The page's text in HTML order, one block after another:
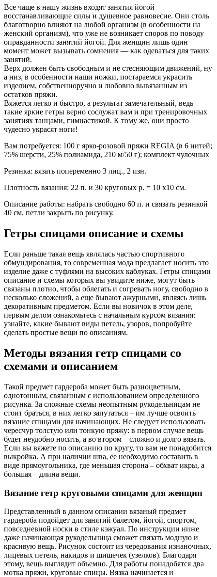
Все чаще в нашу жизнь входят занятия йогой —
восстанавливающие силы и душевное равновесие. Они столь
благотворно влияют на любой организм (в особенности на
женский организм), что уже не возникает споров по поводу
оправданности занятий йогой. Для женщин лишь один
момент может вызывать сомнения — как одеваться для таких
занятий.
Верх должен быть свободным и не стесняющим движений, ну
а низ, в особенности наши ножки, постараемся украсить
изделием, собственноручно и любовно вывязанным из
остатков пряжи.
Вяжется легко и быстро, а результат замечательный, ведь
такие яркие гетры верно сослужат вам и при тренировочных
занятиях танцами, гимнастикой. К тому же, они просто
чудесно украсят ноги!
Вам потребуется: 100 г ярко-розовой пряжи REGIA (в 6 нитей;
75% шерсти, 25% полиамида, 210 м/50 г); комплект чулочных
Резинка: вязать попеременно 3 лиц., 2 изн.
Плотность вязания: 22 п. и 30 круговых р. = 10 x10 см.
Описание работы: набрать свободно 60 п. и связать резинкой
40 см, петли закрыть по рисунку.
Гетры спицами описание и схемы
Если раньше такая вещь являлась частью спортивного
обмундирования, то современная мода предлагает носить это
изделие даже с туфлями на высоких каблуках. Гетры спицами
описание и схемы которых вы увидите ниже, могут быть
связаны плотно, чтобы облегать и согревать ногу, свободно в
несколько сложений, а еще бывают ажурными, являясь лишь
декоративным предметом. Если вы новичок в этом деле,
первым делом ознакомьтесь с начальным курсом вязания:
узнайте, какие бывают виды петель, узоров, попробуйте
сделать простые вещи по описаниям.
Методы вязания гетр спицами со
схемами и описанием
Такой предмет гардероба может быть разноцветным,
однотонным, связанным с использованием определенного
рисунка. За сложные схемы неопытным рукодельницам не
стоит браться, в них легко запутаться – им лучше освоить
вязание спицами для начинающих. Не следует использовать
чересчур толстую или тонкую пряжу: в первом случае вещь
будет неудобно носить, а во втором – сложно и долго вязать.
Если вы вяжете по описанию по кругу, то вам не понадобится
выкройка. А при наличии шва, ее необходимо составить в
виде прямоугольника, где меньшая сторона – обхват икры, а
большая – длина вещи.
Вязание гетр круговыми спицами для женщин
Представленный в данном описании вязаный предмет
гардероба подойдет для занятий балетом, йогой, спортом,
повседневной носки в стиле кэжуал. По инструкции ниже
даже начинающая рукодельница сможет связать модную и
красивую вещь. Рисунок состоит из чередования изнаночных,
лицевых петель, накидов и шишечек (узелков). Благодаря
этому, вещь выглядит объемно. Для работы понадобятся два
мотка пряжи, круговые спицы. Вязка начинается и